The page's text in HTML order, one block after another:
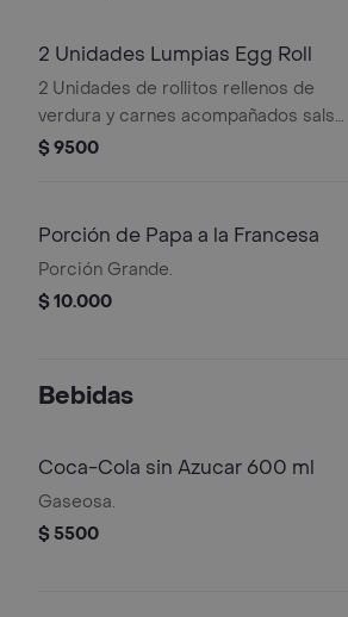
2 Unidades Lumpias Egg Roll
2 Unidades de rollitos rellenos de
verdura y carnes acompañados salsa
agridulce
$ 9500
Porción de Papa a la Francesa
Porción Grande.
$ 10.000
Bebidas
Coca-Cola sin Azucar 600 ml
Gaseosa.
$ 5500